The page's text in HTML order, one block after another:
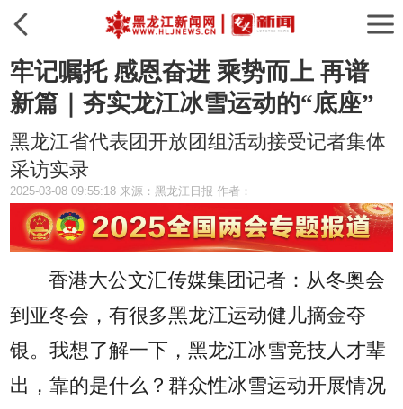
牢记嘱托 感恩奋进 乘势而上 再谱
新篇｜夯实龙江冰雪运动的“底座”
黑龙江省代表团开放团组活动接受记者集体
采访实录
2025-03-08 09:55:18 来源：黑龙江日报 作者：
香港大公文汇传媒集团记者： 从冬奥会
到亚冬会，有很多黑龙江运动健儿摘金夺
银。我想了解一下，黑龙江冰雪竞技人才辈
出，靠的是什么？群众性冰雪运动开展情况